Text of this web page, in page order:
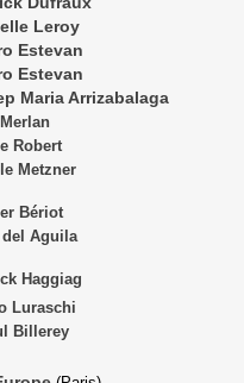
Leroy
Estevan
Estevan
Maria Arrizabalaga
Robert
Metzner
Bériot
del Aguila
Haggiag
Luraschi
Billerey